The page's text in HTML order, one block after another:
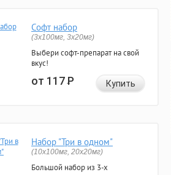
Софт набор
(3x100мг, 3x20мг)
Выбери софт-препарат на свой
вкус!
от 117Р Купить
Набор "Три в одном"
(10x100мг, 20x20мг)
Большой набор из 3-х